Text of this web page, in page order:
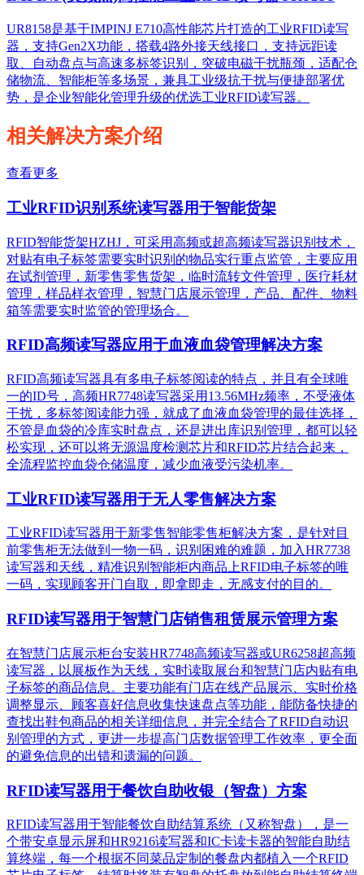
UR8158是基于IMPINJ E710高性能芯片打造的工业RFID读写
器，支持Gen2X功能，搭载4路外接天线接口，支持远距读
取、自动盘点与高速多标签识别，突破电磁干扰瓶颈，适配仓
储物流、智能柜等多场景，兼具工业级抗干扰与便捷部署优
势，是企业智能化管理升级的优选工业RFID读写器。
相关解决方案介绍
查看更多
工业RFID识别系统读写器用于智能货架
RFID智能货架HZHJ，可采用高频或超高频读写器识别技术，
对贴有电子标签需要实时识别的物品实行重点监管，主要应用
在试剂管理，新零售零售货架，临时流转文件管理，医疗耗材
管理，样品样衣管理，智慧门店展示管理，产品、配件、物料
箱等需要实时监管的管理场合。
RFID高频读写器应用于血液血袋管理解决方案
RFID高频读写器具有多电子标签阅读的特点，并且有全球唯
一的ID号，高频HR7748读写器采用13.56MHz频率，不受液体
干扰，多标签阅读能力强，就成了血液血袋管理的最佳选择，
不管是血袋的冷库实时盘点，还是进出库识别管理，都可以轻
松实现，还可以将无源温度检测芯片和RFID芯片结合起来，
全流程监控血袋仓储温度，减少血液受污染机率。
工业RFID读写器用于无人零售解决方案
工业RFID读写器用于新零售智能零售柜解决方案，是针对目
前零售柜无法做到一物一码，识别困难的难题，加入HR7738
读写器和天线，精准识别​智能柜内商品上RFID电子标签的唯
一码，实现顾客开门自取，即拿即走，无感支付的目的。
RFID读写器用于智慧门店销售租赁展示管理方案
在智慧门店展示柜台安装HR7748高频读写器或UR6258超高频
读写器，以展板作为天线，实时读取展台和智慧门店内贴有电
子标签的商品信息。主要功能有门店在线产品展示、实时价格
调整显示、顾客喜好信息收集快速盘点等功能，能防备快捷的
查找出鞋包商品的相关详细信息，并完全结合了RFID自动识
别管理的方式，更进一步提高门店数据管理工作效率，更全面
的避免信息的出错和遗漏的问题。
RFID读写器用于餐饮自助收银（智盘）方案
RFID读写器用于智能餐饮自助结算系统（又称智盘），是一
个带安卓显示屏和HR9216读写器和IC卡读卡器的智能自助结
算终端，每一个根据不同菜品定制的餐盘内都植入一个RFID